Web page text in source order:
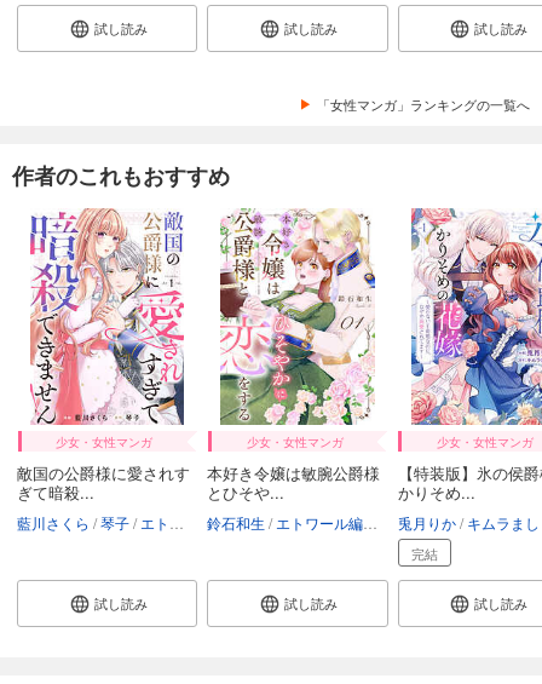
試し読み 試し読み 試し読み
「女性マンガ」ランキングの一覧へ
作者のこれもおすすめ
少女・女性マンガ
敵国の公爵様に愛されす
ぎて暗殺...
藍川さくら 琴子 エトワール編集部
試し読み
少女・女性マンガ
本好き令嬢は敏腕公爵様
とひそや...
鈴石和生 エトワール編集部
試し読み
少女・女性マンガ
【特装版】氷の侯
かりそめ...
兎月りか キムラましゅ
完結
試し読み